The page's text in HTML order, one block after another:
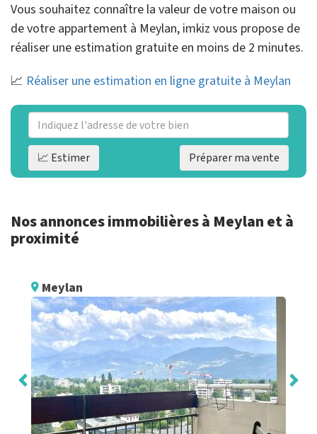
Vous souhaitez connaître la valeur de votre maison ou
de votre appartement à Meylan, imkiz vous propose de
réaliser une estimation gratuite en moins de 2 minutes.
📈 Réaliser une estimation en ligne gratuite à Meylan
📈 Estimer Préparer ma vente
Nos annonces immobilières à Meylan et à
proximité
Meylan